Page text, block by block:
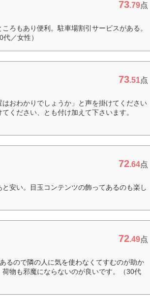
73.79点
ろもあり便利。駐車場割引サービスがある。
／女性）
73.51点
おわかりでしょうか」と声を掛けてください
ください、とも付け加えて下さいます。
72.64点
安い。目玉コンテンツの飾ってあるのも楽し
72.49点
るので隣の人に気を使わなくてすむのが助か
物も邪魔にならないのが良いです。（30代